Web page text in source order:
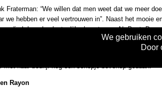
We gebruiken
Door
Fraterman: “We willen dat men weet dat we meer
we hebben er veel vertrouwen in”. Naast het mooie
door de plaatselijke kunstenaar Ab Bout. De
het amusementsbedrijf vinden we in het pand
Verder is er de shoarma zaak en komen er
Rayon